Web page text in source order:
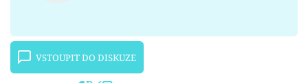
VSTOUPIT DO DISKUZE